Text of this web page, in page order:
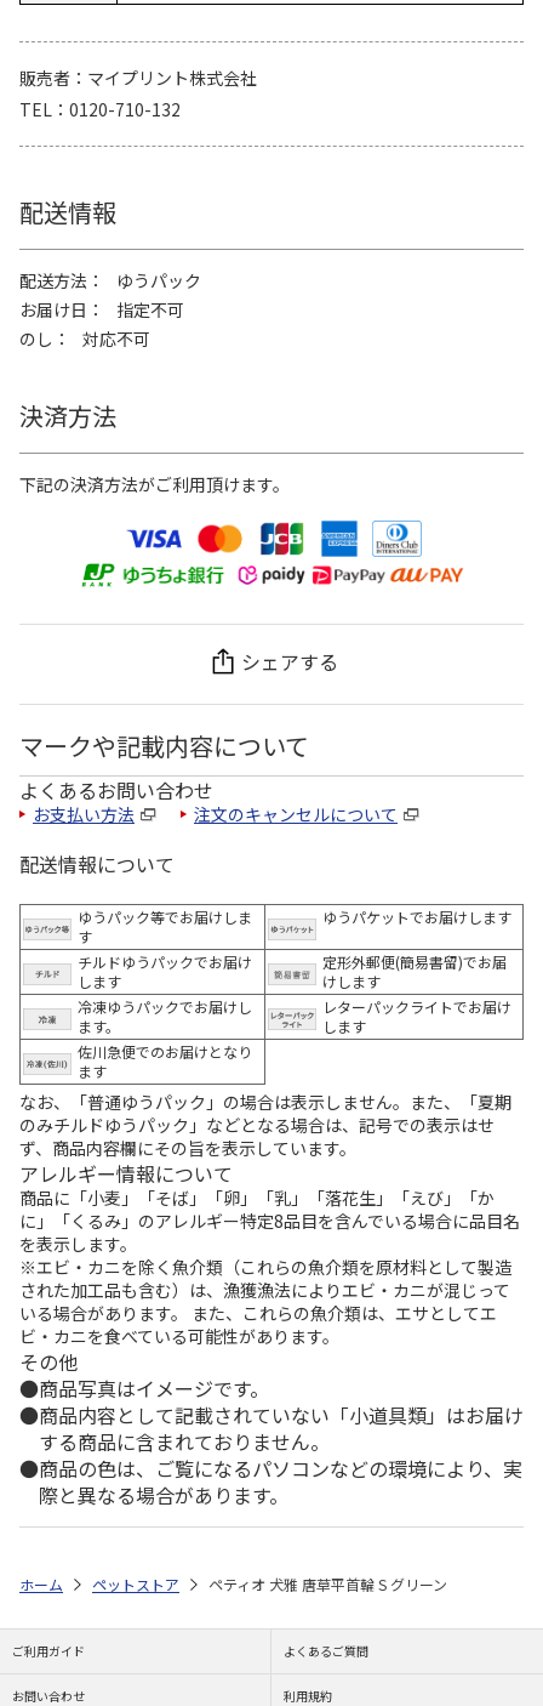
販売者
マイプリント株式会社
TEL
0120-710-132
配送情報
配送方法
ゆうパック
お届け日
指定不可
のし
対応不可
決済方法
下記の決済方法がご利用頂けます。
シェアする
マークや記載内容について
よくあるお問い合わせ
お支払い方法 注文のキャンセルについて
配送情報について
ゆうパック等でお届けしま
す
ゆうパケットでお届けします
チルドゆうパックでお届け
します
定形外郵便(簡易書留)でお届
けします
冷凍ゆうパックでお届けし
ます。
レターパックライトでお届け
します
佐川急便でのお届けとなり
ます
なお、「普通ゆうパック」の場合は表示しません。また、「夏期
のみチルドゆうパック」などとなる場合は、記号での表示はせ
ず、商品内容欄にその旨を表示しています。
アレルギー情報について
商品に「小麦」「そば」「卵」「乳」「落花生」「えび」「か
に」「くるみ」のアレルギー特定8品目を含んでいる場合に品目名
を表示します。
※エビ・カニを除く魚介類（これらの魚介類を原材料として製造
された加工品も含む）は、漁獲漁法によりエビ・カニが混じって
いる場合があります。 また、これらの魚介類は、エサとしてエ
ビ・カニを食べている可能性があります。
その他
商品写真はイメージです。
商品内容として記載されていない「小道具類」はお届け
する商品に含まれておりません。
商品の色は、ご覧になるパソコンなどの環境により、実
際と異なる場合があります。
ホーム ペットストア ペティオ 犬雅 唐草平首輪 S グリーン
ご利用ガイド よくあるご質問
お問い合わせ 利用規約